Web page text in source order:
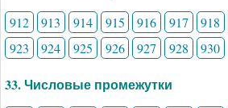
912 913 914 915 916 917 918
923
924 925 926 927 928 930
33. Числовые промежутки